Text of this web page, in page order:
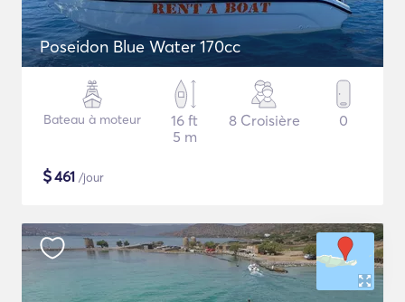
Poseidon Blue Water 170cc
Bateau à moteur
16 ft
5 m
8 Croisière 0
$461 /jour